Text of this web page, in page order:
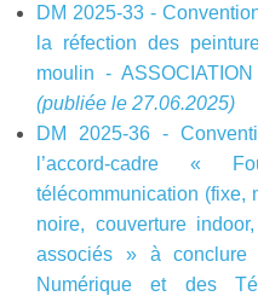
DM 2025-33 -
la réfection des
moulin -
(publiée le 27.06.2025)
DM 2025-36 -
l’accord-cadre «
télécommunication (fixe,
noire, couverture
associés » à conclure
Numérique et des